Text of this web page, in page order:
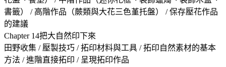
書籤） / 高階作品（蕨類與大花三色堇托盤） / 保存壓花作品
的建議
Chapter 14把大自然印下來
田野收集 / 壓製技巧 / 拓印材料與工具 / 拓印自然素材的基本
方法 / 進階直接拓印 / 呈現拓印作品